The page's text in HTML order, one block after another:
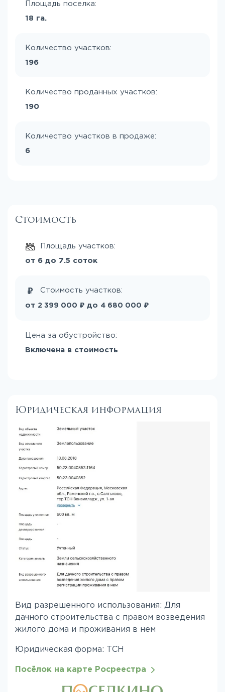
Площадь поселка:
18 га.
Количество участков:
196
Количество проданных участков:
190
Количество участков в продаже:
6
Стоимость
Площадь участков:
от 6 до 7.5 соток
Стоимость участков:
от 2 399 000 ₽ до 4 680 000 ₽
Цена за обустройство:
Включена в стоимость
Юридическая информация
Вид разрешенного использования: Для
дачного строительства с правом возведения
жилого дома и проживания в нем
Юридическая форма: ТСН
Посёлок на карте Росреестра